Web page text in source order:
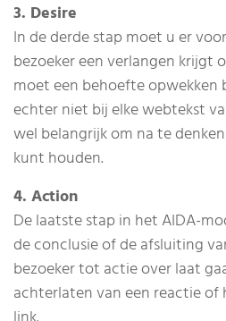
3. Desire
In de derde stap moet u er
bezoeker een verlangen krijgt
moet een behoefte opwekken
echter niet bij elke webtekst
wel belangrijk om na te
kunt houden.
4. Action
De laatste stap in het AIDA-
de conclusie of de afsluiting
bezoeker tot actie over laat
achterlaten van een reactie of